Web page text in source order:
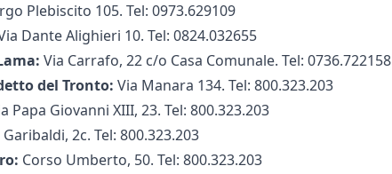
Plebiscito 105. Tel: 0973.629109
Dante Alighieri 10. Tel: 0824.032655
Via Carrafo, 22 c/o Casa Comunale. Tel: 0736.722158
del Tronto: Via Manara 134. Tel: 800.323.203
Papa Giovanni XIII, 23. Tel: 800.323.203
Garibaldi, 2c. Tel: 800.323.203
Corso Umberto, 50. Tel: 800.323.203